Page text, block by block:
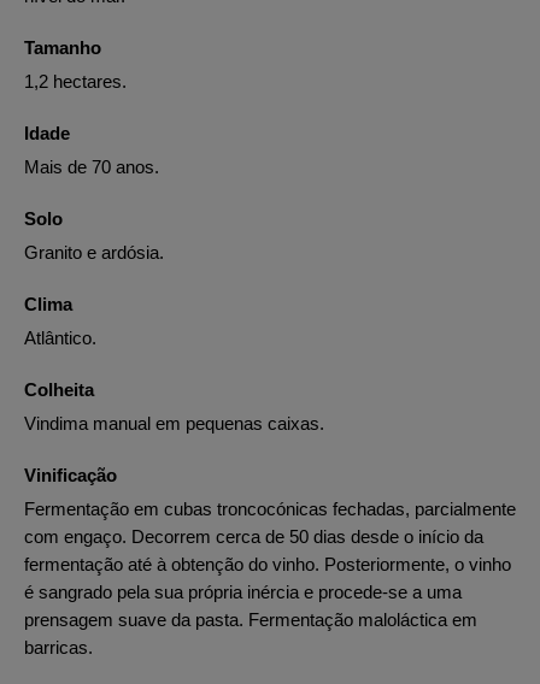
Tamanho
1,2 hectares.
Idade
Mais de 70 anos.
Solo
Granito e ardósia.
Clima
Atlântico.
Colheita
Vindima manual em pequenas caixas.
Vinificação
Fermentação em cubas troncocónicas fechadas, parcialmente
com engaço. Decorrem cerca de 50 dias desde o início da
fermentação até à obtenção do vinho. Posteriormente, o vinho
é sangrado pela sua própria inércia e procede-se a uma
prensagem suave da pasta. Fermentação maloláctica em
barricas.